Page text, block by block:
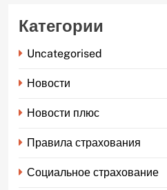
Категории
Uncategorised
Новости
Новости плюс
Правила страхования
Социальное страхование